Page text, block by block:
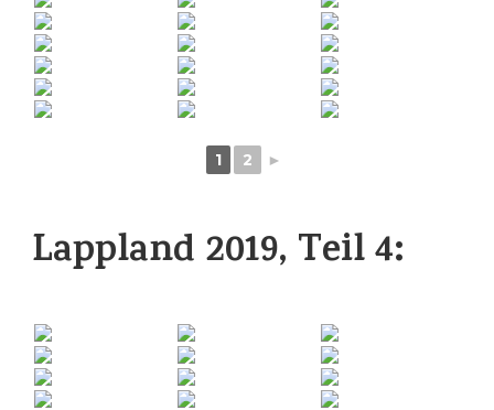
1 2 ►
Lappland 2019, Teil 4: